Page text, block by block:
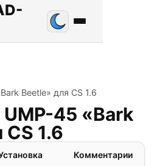
Beetle» для CS 1.6
45 «Bark
1.6
Комментарии